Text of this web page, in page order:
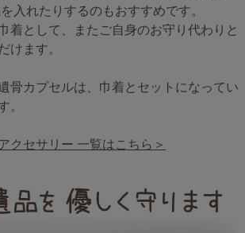
入れたりするのもおすすめです。
着として、またご自身のお守り代わりと
けます。
骨カプセルは、巾着とセットになってい
。
クセサリー 一覧はこちら＞